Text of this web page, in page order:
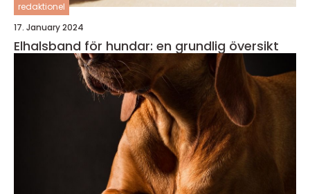
redaktionel
17. January 2024
Elhalsband för hundar: en grundlig översikt